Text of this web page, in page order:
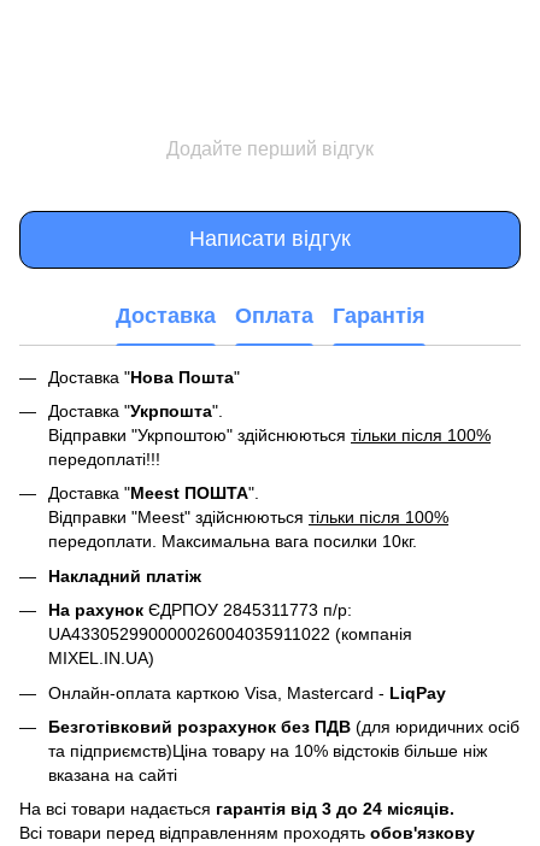
Додайте перший відгук
Написати відгук
Доставка Оплата Гарантія
Доставка "Нова Пошта"
Доставка "Укрпошта".
Відправки "Укрпоштою" здійснюються тільки після 100%
передоплаті!!!
Доставка "Meest ПОШТА".
Відправки "Meest" здійснюються тільки після 100%
передоплати. Максимальна вага посилки 10кг.
Накладний платіж
На рахунок ЄДРПОУ 2845311773 п/р:
UA433052990000026004035911022 (компанія
MIXEL.IN.UA)
Онлайн-оплата карткою Visa, Mastercard - LiqPay
Безготівковий розрахунок без ПДВ (для юридичних осіб
та підприємств)Ціна товару на 10% відстоків більше ніж
вказана на сайті
На всі товари надається гарантія від 3 до 24 місяців.
Всі товари перед відправленням проходять обов'язкову